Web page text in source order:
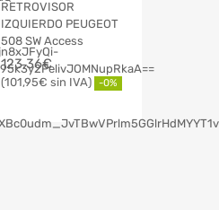
RETROVISOR
IZQUIERDO PEUGEOT
508 SW Access
123,36€
101,95€ -0%